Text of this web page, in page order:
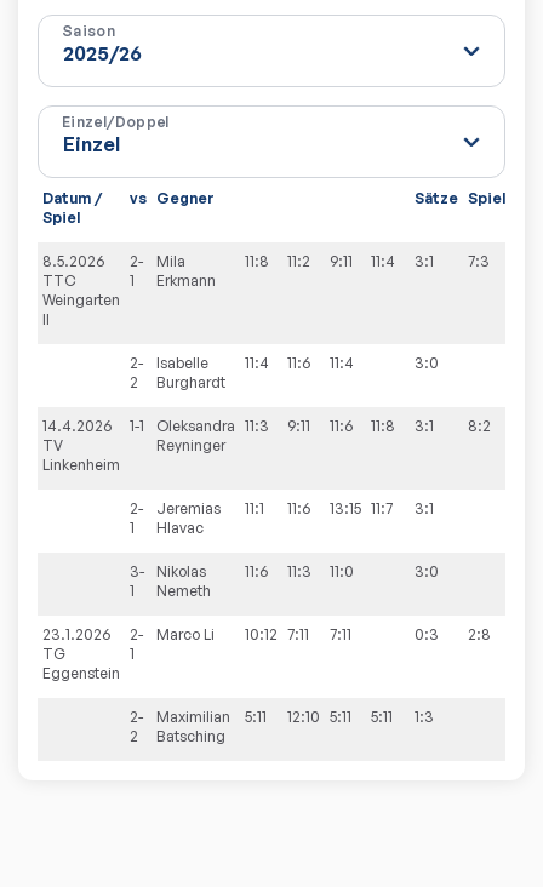
Saison
Einzel/Doppel
Datum /
Spiel
vs Gegner Sätze Spiele
8.5.2026
TTC
Weingarten
II
2-
1
Mila
Erkmann
11:8 11:2 9:11 11:4 3:1 7:3
2-
2
Isabelle
Burghardt
11:4 11:6 11:4 3:0
14.4.2026
TV
Linkenheim
1-1
Oleksandra
Reyninger
11:3 9:11 11:6 11:8 3:1 8:2
2-
1
Jeremias
Hlavac
11:1 11:6 13:15 11:7 3:1
3-
1
Nikolas
Nemeth
11:6 11:3 11:0 3:0
23.1.2026
TG
Eggenstein
2-
1
Marco Li 10:12 7:11 7:11 0:3 2:8
2-
2
Maximilian
Batsching
5:11 12:10 5:11 5:11 1:3